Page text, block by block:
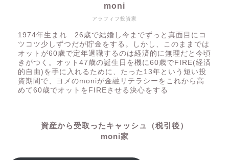
アラフィフ投資家
moni
1974年生まれ 26歳で結婚し今までずっと真面目にコ
ツコツ少しずつだが貯金をする。しかし、このままでは
オットが60歳で定年退職するのは経済的に無理だと今頃
きがつく。オット47歳の誕生日を機に60歳でFIRE(経済
的自由)を手に入れるために、たった13年という短い投
資期間で、ヨメのmoniが金融リテラシーをこれから高
めて60歳でオットをFIREさせる決心をする
資産から受取ったキャッシュ（税引後）
moni家